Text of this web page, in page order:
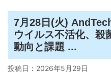
7月28日(火)
ウイルス不活化、殺
動向と課題 ...
投稿日： 2026年5月29日